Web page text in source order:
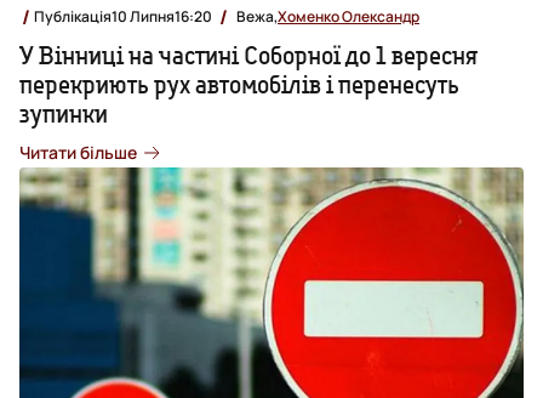
Публікація10 Липня16:20 Вежа,Хоменко Олександр
У Вінниці на частині Соборної до 1 вересня
перекриють рух автомобілів і перенесуть
зупинки
Читати більше